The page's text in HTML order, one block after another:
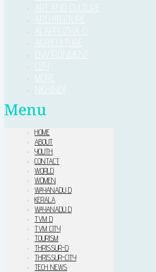
ART AND CULTURE
ARCHITECTURE
ALAPPUZHA-D
AGRICULTURE
ENVIRONMENT
CITY
MORE
NKHINDI
Menu
HOME
ABOUT
YOUTH
CONTACT
WORLD
WOMEN
WAYANADU D
KERALA
WAYANADU D
TVM D
TVM CITY
TOURISM
THRISSUR-D
THRISSUR-CITY
TECH NEWS